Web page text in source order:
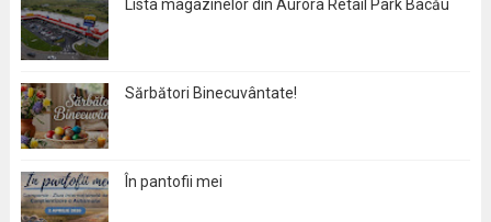
Lista magazinelor din Aurora Retail Park Bacău
Sărbători Binecuvântate!
În pantofii mei